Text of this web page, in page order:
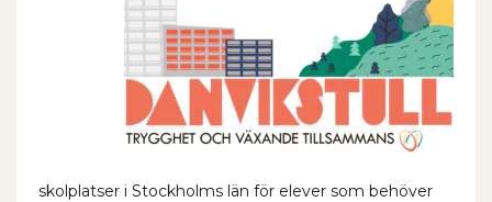
skolplatser i Stockholms län för elever som behöver